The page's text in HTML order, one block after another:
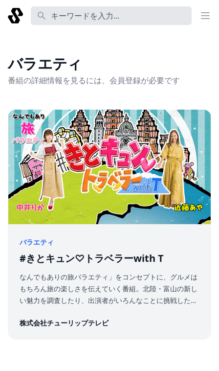
番組名 あるいは コーナー名 あるいは 説明 あるい
バラエティ
番組の詳細情報を見るには、会員登録が必要です
バラエティ
#きとキュン♡トラベラーwith T
なんでもありの旅バラエティ」をコンセプトに、グルメは
もちろん旅の楽しさを伝えていく番組。北陸・富山の新し
い魅力を調査したり、出演者がいろんなことに挑戦したり
株式会社チューリップテレビ